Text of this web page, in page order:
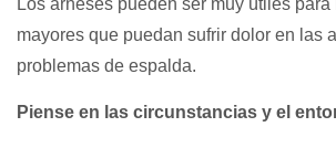
Los arneses pueden ser muy útiles para
mayores que puedan sufrir dolor en las
problemas de espalda.
Piense en las circunstancias y el